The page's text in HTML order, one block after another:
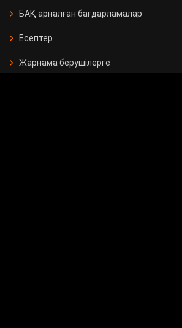
БАҚ арналған бағдарламалар
Есептер
Жарнама берушілерге